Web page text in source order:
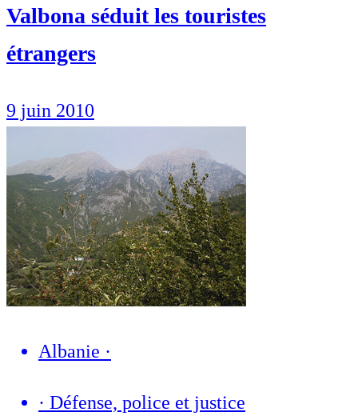
Valbona séduit les touristes
étrangers
9 juin 2010
Albanie ·
· Défense, police et justice